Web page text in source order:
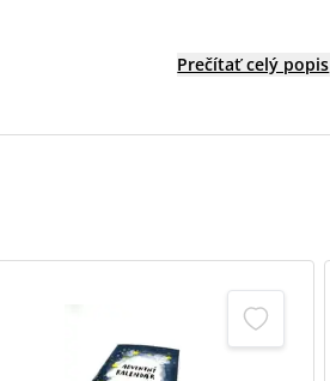
Prečítať celý popis